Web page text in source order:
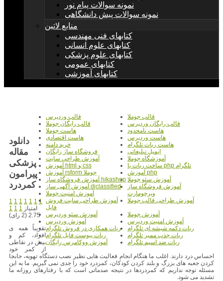
نمونه سوالات پیام نور
نمونه سوالات پیش دانشگاهی
منابع لاتین
کتابهای فنی مهندسی
کتابهای علوم انسانی
کتابهای علوم پزشکی
کتابهای عمومی
کتابهای آموزشی
قالب جوملا
قالب وردپرس
قالب رایگان وردپرس
قالب رایگان جوملا
هاست نامحدود
هاست جوملا
هاست وردپرس
هاست اقتصادی
هاست ربات تلگرام
خرید دامنه
ایمیل تبلیغاتی
فروشگاه ساز رایگان
آموزشگاه جوملا
آموزش طراحی سایت
ساخت ربات با php تلگرام
آموزش html و css
آموزش php
آموزش rsform جوملا
آموزش سئو جوملا آموزش فروشگاه ساز hikashop
آموزش فروشگاه ساز
ویرچومارت
آموزش آگهی ساز djclassified
آموزش امنیت جوملا
آموزش طراحی قالب جوملا
آموزش طراحی سایت فروش
فایل
آموزش جوملا
آموزش سئو وردپرس
آموزش امنیت وردپرس
آموزش وردپرس
ربات دکمه شیشه ای تلگرام
ربات همکاری در فروش تلگرام
ربات جذب ممبر تلگرام
ربات پیوست فایل تلگرام
ربات ضد اسپم تلگرام
آموزش ووکامرس رایگان
دانلود
مقاله
پزشکی
پیرامون
کمردرد
1 1 1 1 1 1 1
1 1 1 امتیاز
2.75 (2 رای)
تقریباً همه ی
افراد، كم و
بیش در نقاطی
از كمر خود
احساس درد دارند. اغلب ما هنگام انجام فعالیت هایی نظیر نصب دستگاه تهویه، جابجا
كردن جعبه های بزرگ و بلند كردن كودكان، كمردرد خود را جدی نمی گیریم. ما به این
مسئله توجه نداریم كه كمردردها در نتیجه صدماتی است كه با رفتارهای روزانه ما
تشدید می شود.